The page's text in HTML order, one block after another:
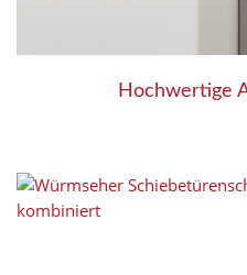
Hochwertige